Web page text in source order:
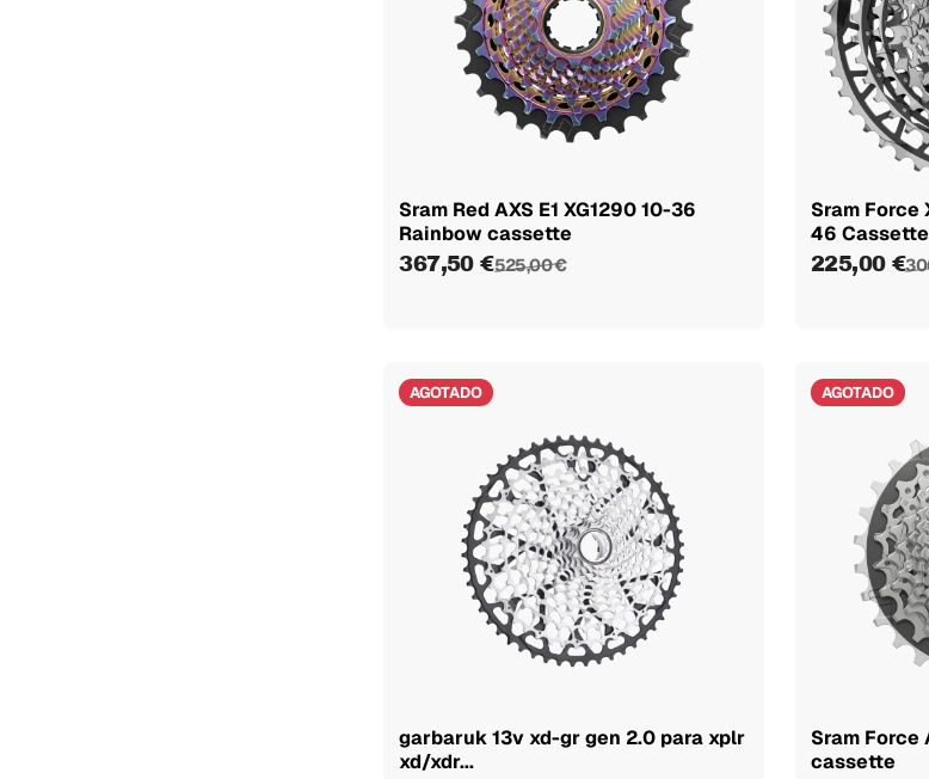
Sram Red AXS E1 XG1290 10-36
Rainbow cassette
367,50 €525,00 €
Sram Force
46 Cassette
225,00 €
AGOTADO
garbaruk 13v xd-gr gen 2.0 para xplr
xd/xdr...
AGOTADO
Sram Force
cassette